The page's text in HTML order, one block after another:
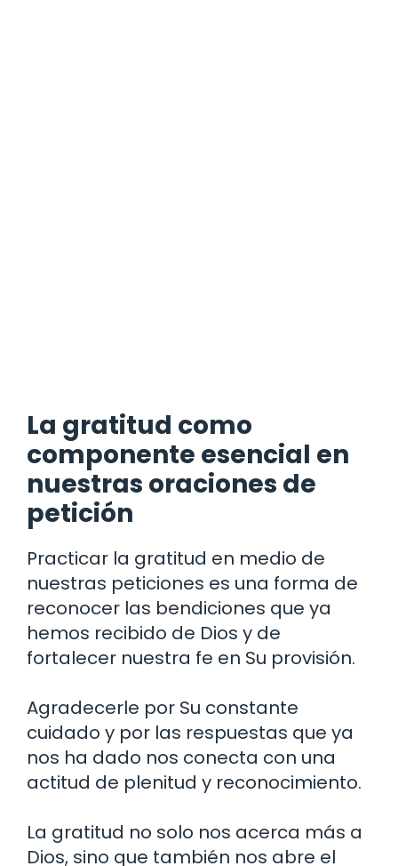
La gratitud como
componente esencial en
nuestras oraciones de
petición
Practicar la gratitud en medio de
nuestras peticiones es una forma de
reconocer las bendiciones que ya
hemos recibido de Dios y de
fortalecer nuestra fe en Su provisión.
Agradecerle por Su constante
cuidado y por las respuestas que ya
nos ha dado nos conecta con una
actitud de plenitud y reconocimiento.
La gratitud no solo nos acerca más a
Dios, sino que también nos abre el